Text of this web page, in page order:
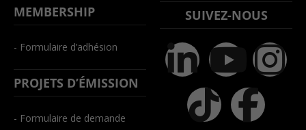
MEMBERSHIP
- Formulaire d’adhésion
PROJETS D’ÉMISSION
- Formulaire de demande
SUIVEZ-NOUS